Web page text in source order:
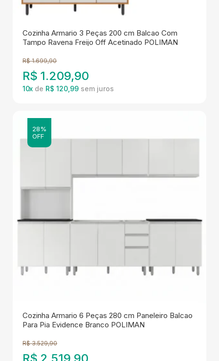
Cozinha Armario 3 Peças 200 cm Balcao Com
Tampo Ravena Freijo Off Acetinado POLIMAN
R$ 1.699,90
R$ 1.209,90
10x de R$ 120,99
28%
OFF
Cozinha Armario 6 Peças 280 cm Paneleiro Balcao
Para Pia Evidence Branco POLIMAN
R$ 3.529,90